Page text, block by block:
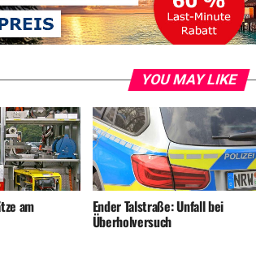
YOU MAY LIKE
am Ender Talstraße: Unfall bei
Überholversuch